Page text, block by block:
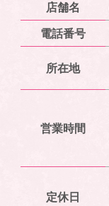
店舗名
電話番号
所在地
営業時間
定休日